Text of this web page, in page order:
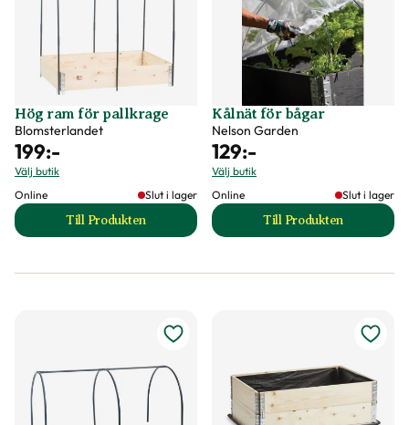
Hög ram för pallkrage
Blomsterlandet
199:-
Välj butik
Online
Slut i lager
Till Produkten
till Hög ram för pallkrage produktsida
Kålnät för bågar
Nelson Garden
129:-
Välj butik
Online
Slut i lager
Till Produkten
till Kålnät för